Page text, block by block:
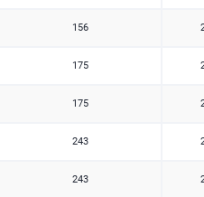
156
175
175
243
243